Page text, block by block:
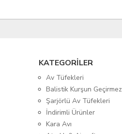
KATEGORİLER
Av Tüfekleri
Balistik Kurşun Geçirmez
Şarjörlü Av Tüfekleri
İndirimli Ürünler
Kara Avı